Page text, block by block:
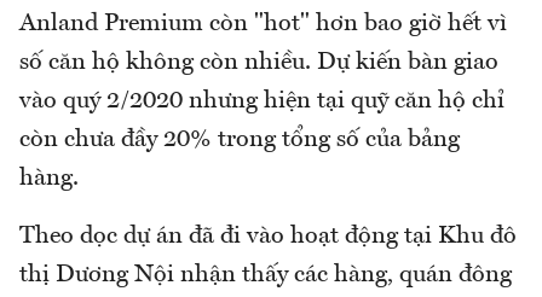
Anland Premium còn "hot" hơn bao giờ hết vì
số căn hộ không còn nhiều. Dự kiến bàn giao
vào quý 2/2020 nhưng hiện tại quỹ căn hộ chỉ
còn chưa đầy 20% trong tổng số của bảng
hàng.
Theo dọc dự án đã đi vào hoạt động tại Khu đô
thị Dương Nội nhận thấy các hàng, quán đông